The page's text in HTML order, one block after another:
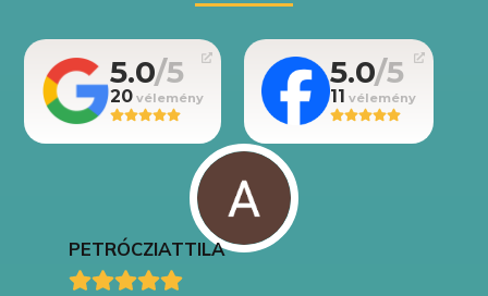
5.0
20
5.0
11
PETRÓCZIATTILA